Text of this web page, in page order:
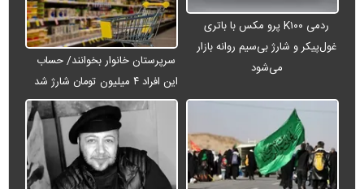
ردمی K۱۰۰ پرو مکس با باتری
غول‌پیکر و شارژ بی‌سیم روانه بازار
می‌شود
سرپرستان خانوار بخوانند/ حساب
این افراد ۴ میلیون تومان شارژ شد